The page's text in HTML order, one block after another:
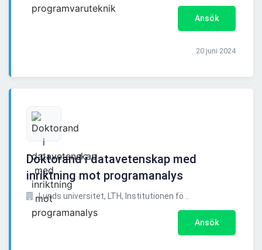
Ansök
20 juni 2024
Doktorand i datavetenskap med
inriktning mot programanalys
Lunds universitet, LTH, Institutionen fö ..
Ansök